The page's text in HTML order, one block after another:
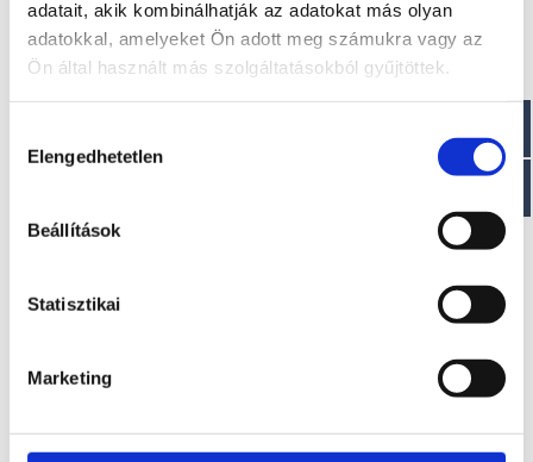
adatait, akik kombinálhatják az adatokat más olyan
adatokkal, amelyeket Ön adott meg számukra vagy az
Ön által használt más szolgáltatásokból gyűjtöttek.
kiválasztása
Elengedhetetlen
Beállítások
Statisztikai
Marketing
Visszahívást kérek!